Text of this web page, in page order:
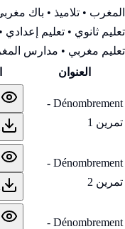
المغرب • تلاميذ • باك
تعليم ثانوي • تعليم إعدادي
تعليم مغربي • مدارس
العنوان
Dénombrement -
تمرين 1
Dénombrement -
تمرين 2
Dénombrement -